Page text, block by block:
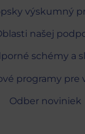
výskumný
našej
schémy a
programy pre
Odber noviniek